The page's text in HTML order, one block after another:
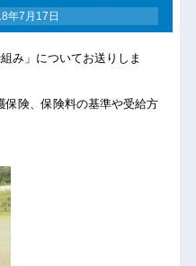
年7月17日
み」についてお送りしま
保険、保険料の基準や受給方